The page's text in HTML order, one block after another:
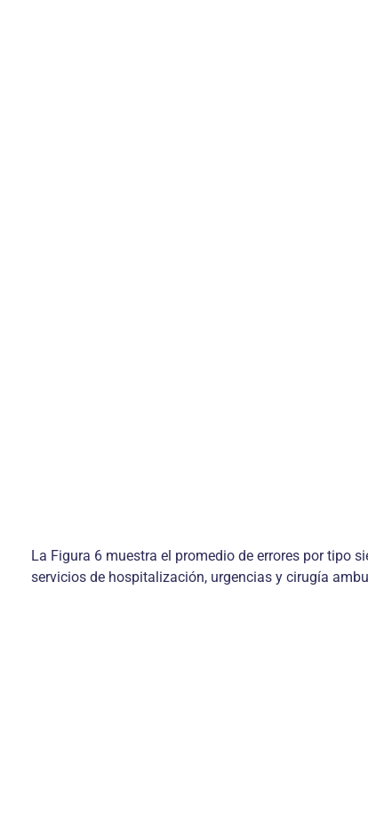
La Figura 6 muestra el promedio de errores por tipo
servicios de hospitalización, urgencias y cirugía